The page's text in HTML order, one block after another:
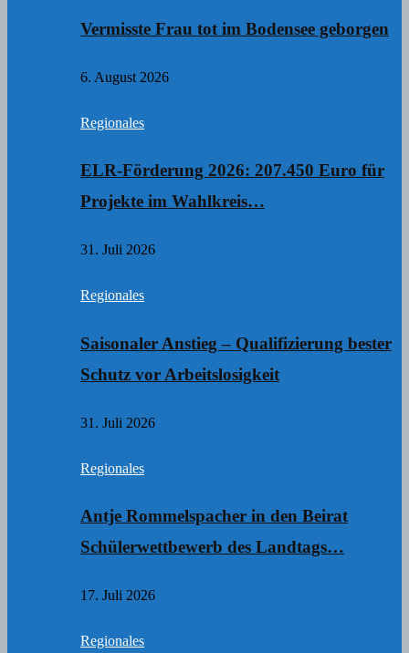
Vermisste Frau tot im Bodensee geborgen
6. August 2026
Regionales
ELR-Förderung 2026: 207.450 Euro für
Projekte im Wahlkreis…
31. Juli 2026
Regionales
Saisonaler Anstieg – Qualifizierung bester
Schutz vor Arbeitslosigkeit
31. Juli 2026
Regionales
Antje Rommelspacher in den Beirat
Schülerwettbewerb des Landtags…
17. Juli 2026
Regionales